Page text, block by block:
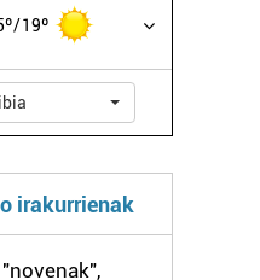
19º
irakurrienak